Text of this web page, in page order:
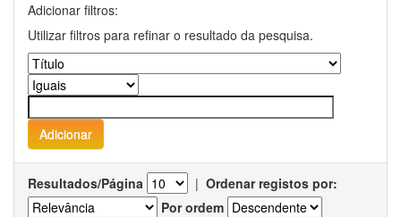
Adicionar filtros:
Utilizar filtros para refinar o resultado da pesquisa.
Resultados/Página | Ordenar registos por:
Por ordem